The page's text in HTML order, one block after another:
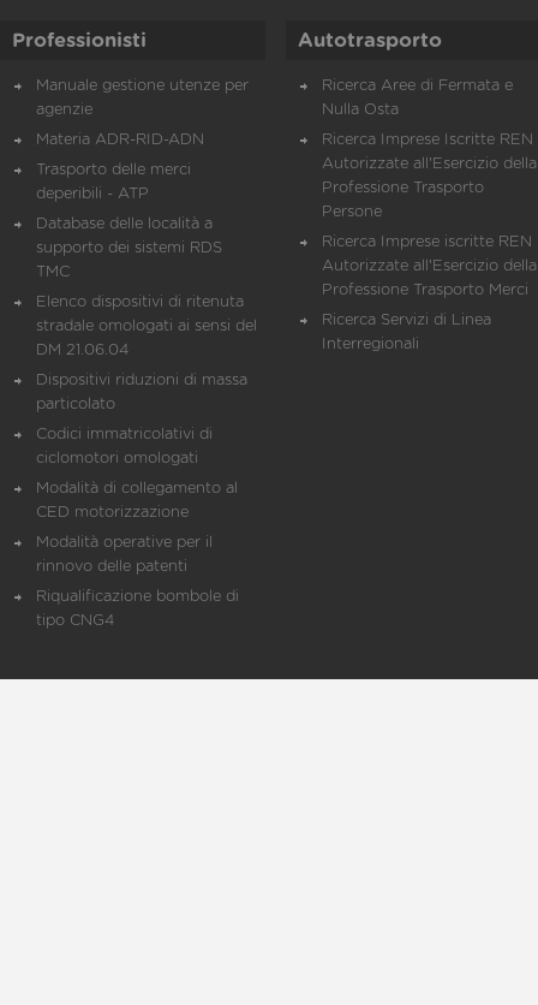
Professionisti
Manuale gestione utenze per
agenzie
Materia ADR-RID-ADN
Trasporto delle merci
deperibili - ATP
Database delle località a
supporto dei sistemi RDS
TMC
Elenco dispositivi di ritenuta
stradale omologati ai sensi del
DM 21.06.04
Dispositivi riduzioni di massa
particolato
Codici immatricolativi di
ciclomotori omologati
Modalità di collegamento al
CED motorizzazione
Modalità operative per il
rinnovo delle patenti
Riqualificazione bombole di
tipo CNG4
Autotrasporto
Ricerca Aree di Fermata e
Nulla Osta
Ricerca Imprese Iscritte REN
Autorizzate all'Esercizio della
Professione Trasporto
Persone
Ricerca Imprese iscritte REN
Autorizzate all'Esercizio della
Professione Trasporto Merci
Ricerca Servizi di Linea
Interregionali